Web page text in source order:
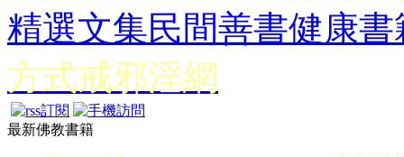
精選文集民間善書健康書
方式戒邪淫網
最新佛教書籍